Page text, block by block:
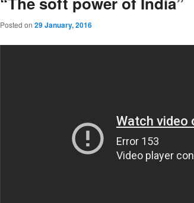
Posted on 29 January, 2016